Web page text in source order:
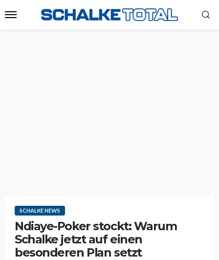
SCHALKE NEWS
Ndiaye-Poker stockt: Warum
Schalke jetzt auf einen
besonderen Plan setzt